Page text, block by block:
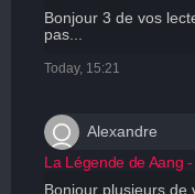
Bonjour 3 de vos
pas...
Today, 15:21
Alexandre
La Légende de Aang
Bonjour plusieurs de